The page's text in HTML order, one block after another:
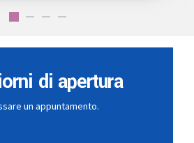
di apertura
un appuntamento.